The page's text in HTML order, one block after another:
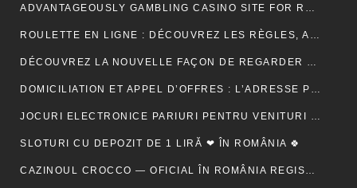
ADVANTAGEOUSLY GAMBLING CASINO SITE FOR RELY METHOD ACTING BETONLINE _ CANADA TRY YOUR LUCK
ROULETTE EN LIGNE : DÉCOUVREZ LES RÈGLES, ASTUCES ET MÉTHODES POUR GAGNER
DÉCOUVREZ LA NOUVELLE FAÇON DE REGARDER LA TÉLÉVISION AVEC MON AGENCE IPTV
DOMICILIATION ET APPEL D’OFFRES : L’ADRESSE PEUT-ELLE RASSURER UN ACHETEUR ?
JOCURI ELECTRONICE PARIURI PENTRU VENITURI SUPLIMENTARE – RO 🍾
SLOTURI CU DEPOZIT DE 1 LIRĂ ❤ ÎN ROMÂNIA 🍀
CAZINOUL CROCCO — OFICIAL ÎN ROMÂNIA REGISTER FREE